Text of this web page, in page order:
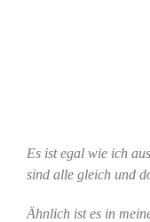
Es ist egal wie ich
sind alle gleich und
Ähnlich ist es in